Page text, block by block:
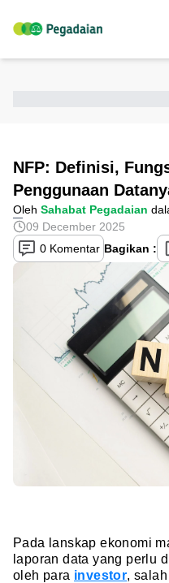
NFP: Definisi,
Penggunaan
Oleh Sahabat Pegadaian
09 December 2025
0 Komentar Bagikan :
Pada lanskap ekonomi
laporan data yang perlu
oleh para investor,